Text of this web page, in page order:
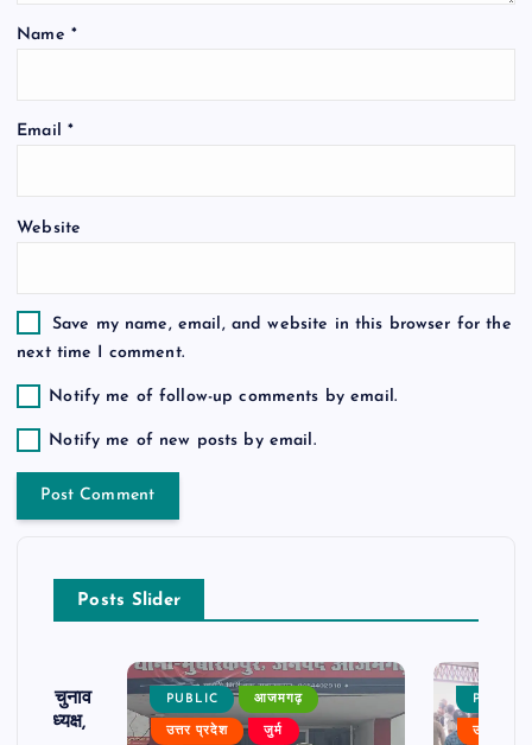
i
o
Name *
Email *
Website
Save my name, email, and website in this browser for the
next time I comment.
Notify me of follow-up comments by email.
Notify me of new posts by email.
Posts Slider
का चुनाव
बने अध्यक्ष,
PUBLIC आजमगढ़
उत्तर प्रदेश जुर्म
PUBLIC
उत्तर